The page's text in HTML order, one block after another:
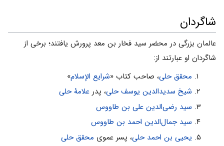
شاگردان
عالمان بزرگی در محضر سید فخار بن معد پرورش یافتند؛ برخی از
شاگردان او عبارتند از:
محقق حلى، صاحب کتاب «شرایع الإسلام»
شیخ سدیدالدین یوسف حلى، پدر علامۀ حلى
سید رضى‌الدین على بن طاووس
سید جمال‌الدین احمد بن طاووس
یحیى بن احمد حلى، پسر عموى محقق حلى